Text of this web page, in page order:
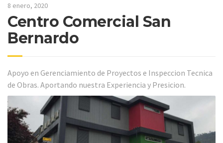
8 enero, 2020
Centro Comercial San
Bernardo
Apoyo en Gerenciamiento de Proyectos e Inspeccion Tecnica
de Obras. Aportando nuestra Experiencia y Presicion.